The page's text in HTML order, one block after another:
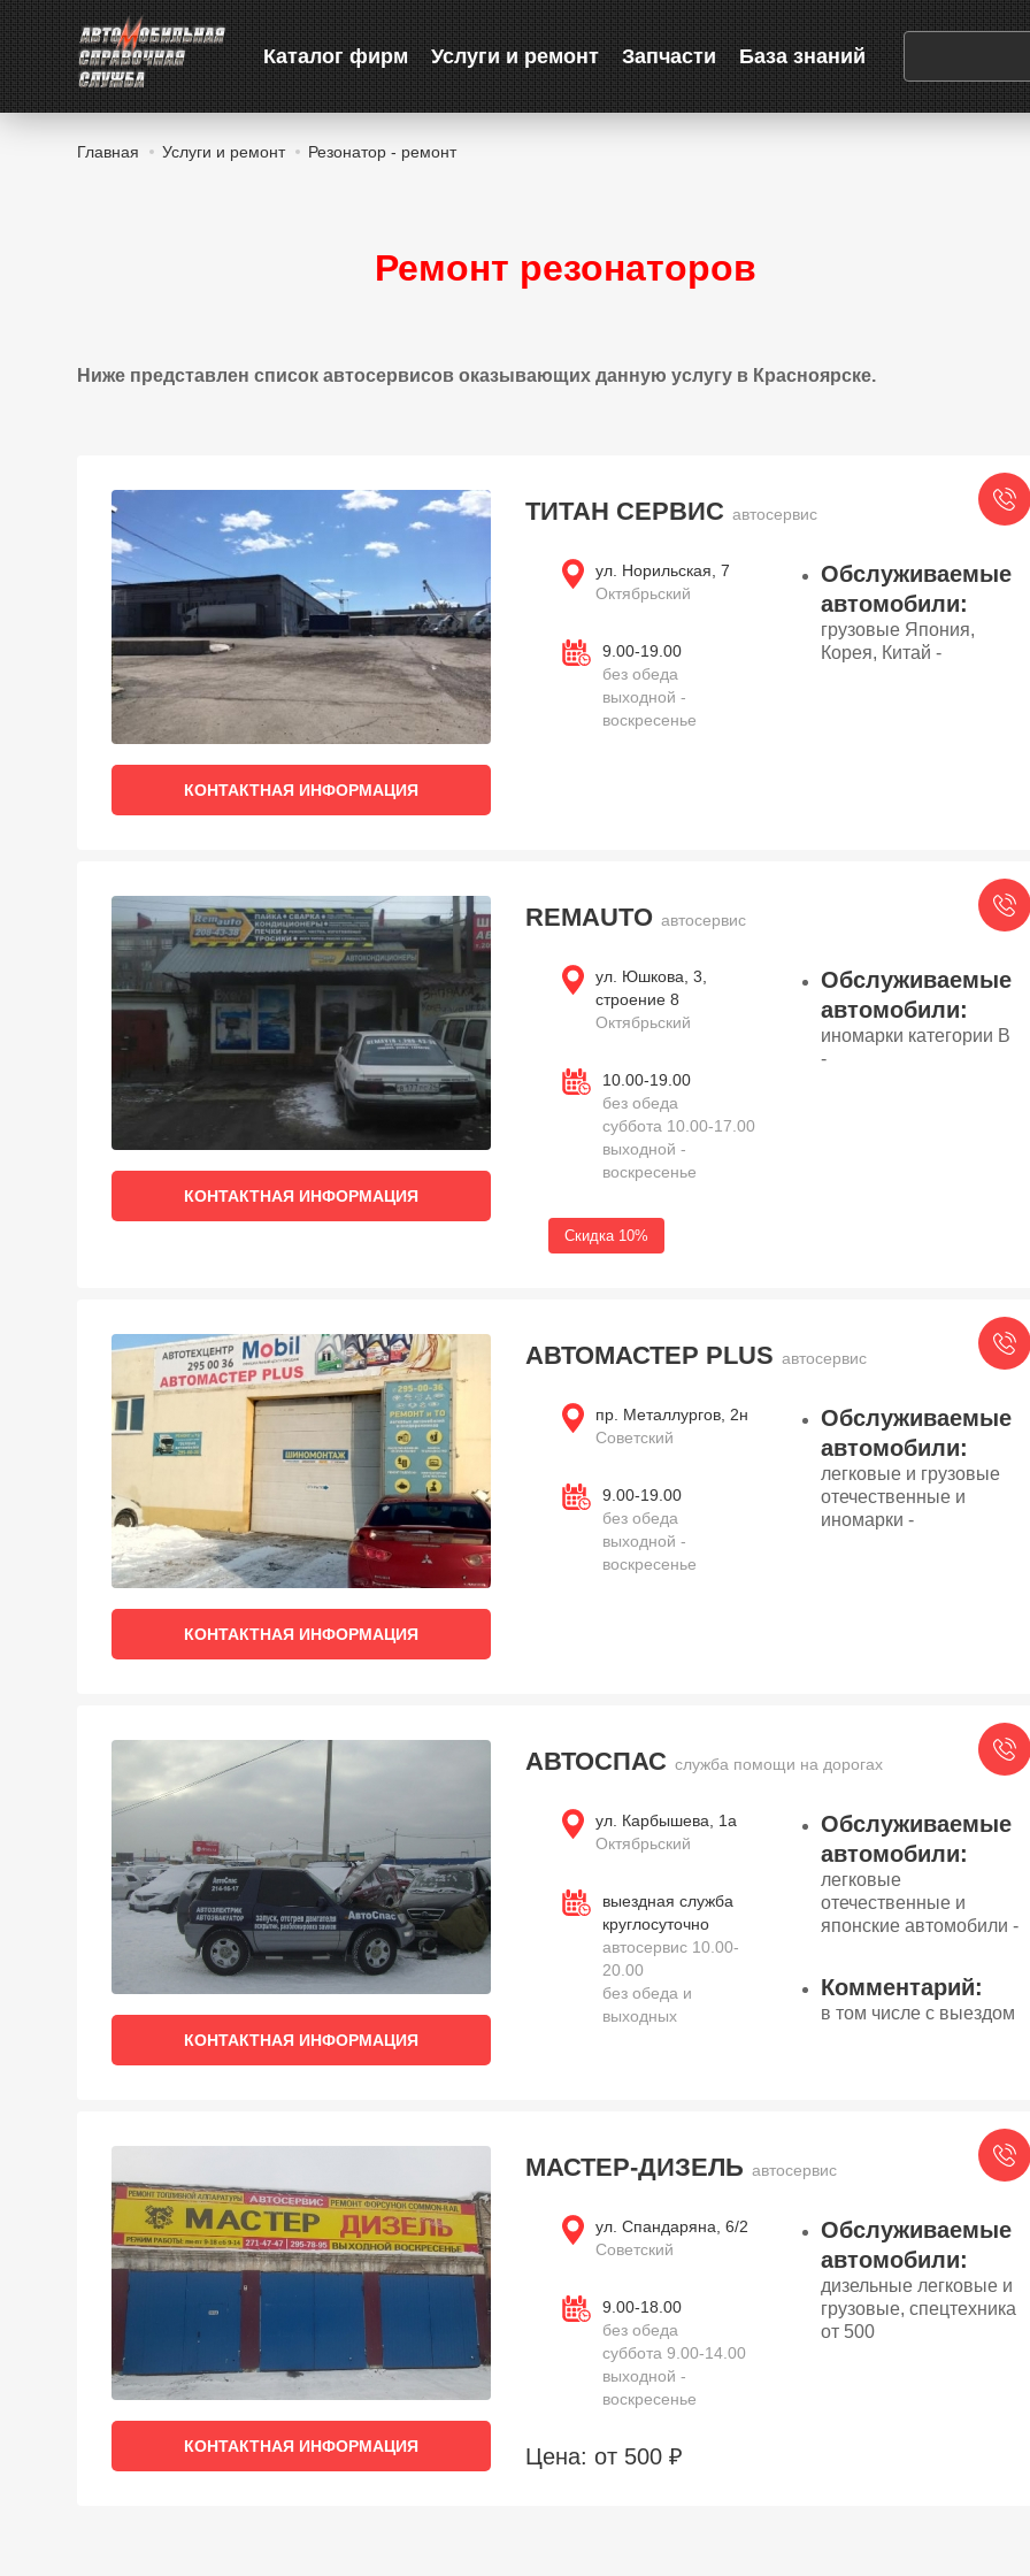
Каталог фирм Услуги и ремонт Запчасти База знаний
Главная Услуги и ремонт Резонатор - ремонт
Ремонт резонаторов
Ниже представлен список автосервисов оказывающих данную услугу в Красноярске.
КОНТАКТНАЯ ИНФОРМАЦИЯ
ТИТАН СЕРВИС автосервис
ул. Норильская, 7
Октябрьский
9.00-19.00
без обеда
выходной -
воскресенье
Обслуживаемые
автомобили:
грузовые Япония,
Корея, Китай -
КОНТАКТНАЯ ИНФОРМАЦИЯ
REMAUTO автосервис
ул. Юшкова, 3,
строение 8
Октябрьский
10.00-19.00
без обеда
суббота 10.00-17.00
выходной -
воскресенье
Обслуживаемые
автомобили:
иномарки категории В
-
Скидка 10%
КОНТАКТНАЯ ИНФОРМАЦИЯ
АВТОМАСТЕР PLUS автосервис
пр. Металлургов, 2н
Советский
9.00-19.00
без обеда
выходной -
воскресенье
Обслуживаемые
автомобили:
легковые и грузовые
отечественные и
иномарки -
КОНТАКТНАЯ ИНФОРМАЦИЯ
АВТОСПАС служба помощи на дорогах
ул. Карбышева, 1а
Октябрьский
выездная служба
круглосуточно
автосервис 10.00-
20.00
без обеда и
выходных
Обслуживаемые
автомобили:
легковые
отечественные и
японские автомобили -
Комментарий:
в том числе с выездом
КОНТАКТНАЯ ИНФОРМАЦИЯ
МАСТЕР-ДИЗЕЛЬ автосервис
ул. Спандаряна, 6/2
Советский
9.00-18.00
без обеда
суббота 9.00-14.00
выходной -
воскресенье
Обслуживаемые
автомобили:
дизельные легковые и
грузовые, спецтехника
от 500
Цена: от 500 ₽